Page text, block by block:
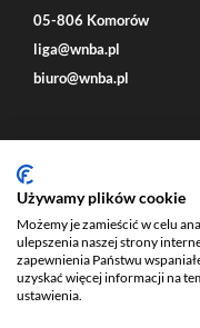
05-806 Komorów
liga@wnba.pl
biuro@wnba.pl
Social
Używamy plików cookie
Możemy je zamieścić w celu
ulepszenia naszej strony
zapewnienia Państwu
uzyskać więcej informacji na
ustawienia.